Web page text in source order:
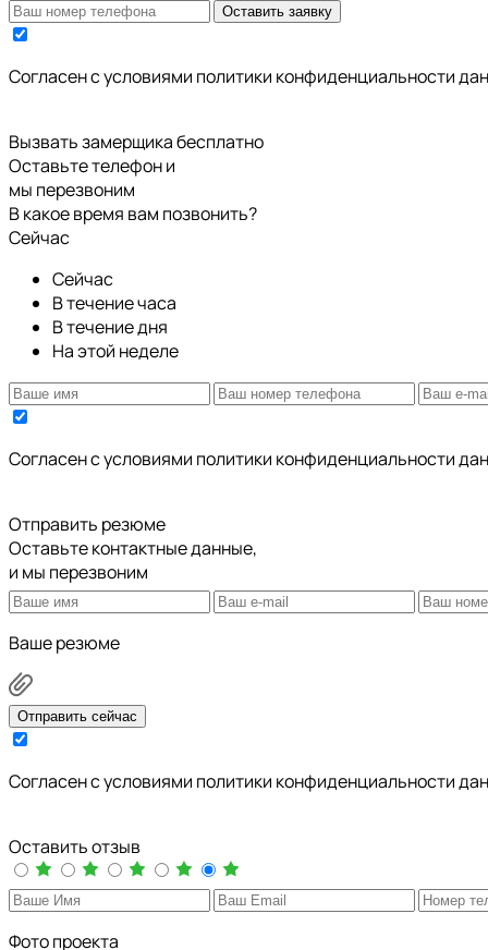
Оставить заявку
Cогласен с условиями политики конфиденциальности
Вызвать замерщика бесплатно
Оставьте телефон и
мы перезвоним
В какое время вам позвонить?
Сейчас
Сейчас
В течение часа
В течение дня
На этой неделе
Cогласен с условиями политики конфиденциальности
Отправить резюме
Оставьте контактные данные,
и мы перезвоним
Ваше резюме
Отправить сейчас
Cогласен с условиями политики конфиденциальности
Оставить отзыв
Фото проекта